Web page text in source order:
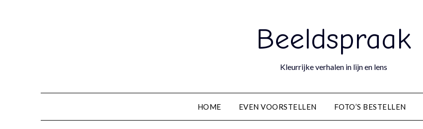
Beeldspraak
Kleurrijke verhalen in lijn en lens
HOME EVEN VOORSTELLEN FOTO’S BESTELLEN